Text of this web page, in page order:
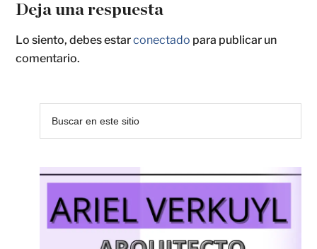
Deja una respuesta
Lo siento, debes estarconectado para publicar un
comentario.